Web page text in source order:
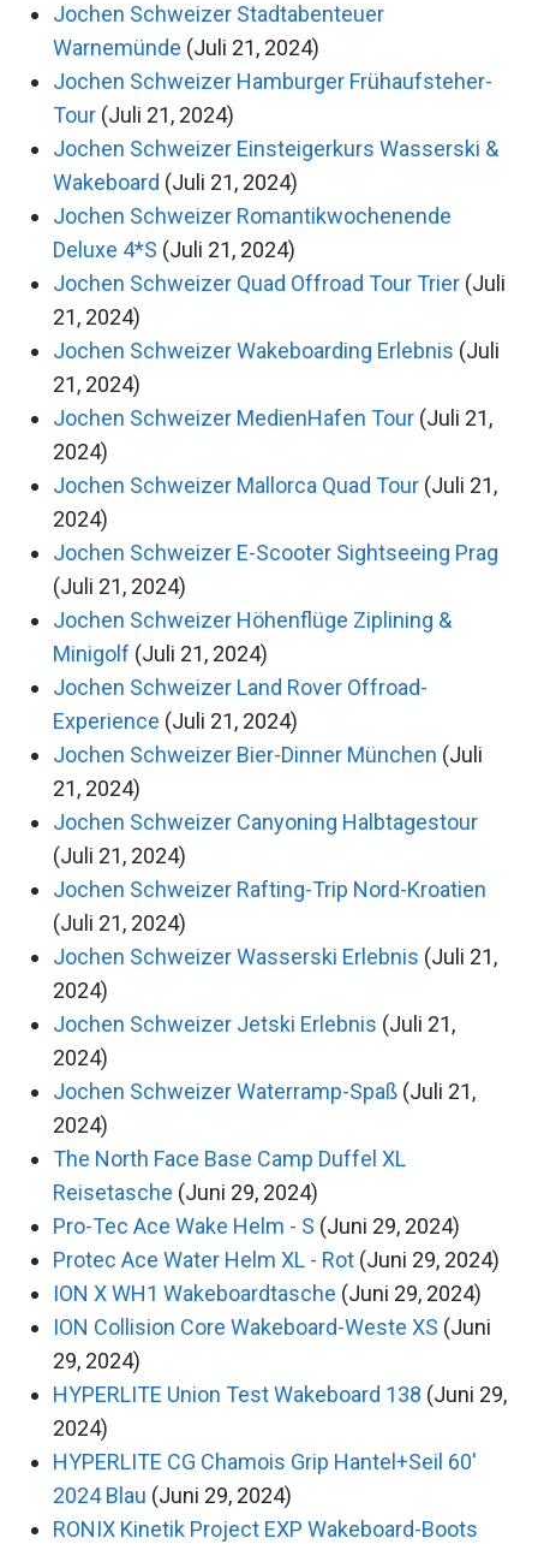
Jochen Schweizer Stadtabenteuer
Warnemünde (Juli 21, 2024)
Jochen Schweizer Hamburger Frühaufsteher-
Tour (Juli 21, 2024)
Jochen Schweizer Einsteigerkurs Wasserski &
Wakeboard (Juli 21, 2024)
Jochen Schweizer Romantikwochenende
Deluxe 4*S (Juli 21, 2024)
Jochen Schweizer Quad Offroad Tour Trier (Juli
21, 2024)
Jochen Schweizer Wakeboarding Erlebnis (Juli
21, 2024)
Jochen Schweizer MedienHafen Tour (Juli 21,
2024)
Jochen Schweizer Mallorca Quad Tour (Juli 21,
2024)
Jochen Schweizer E-Scooter Sightseeing Prag
(Juli 21, 2024)
Jochen Schweizer Höhenflüge Ziplining &
Minigolf (Juli 21, 2024)
Jochen Schweizer Land Rover Offroad-
Experience (Juli 21, 2024)
Jochen Schweizer Bier-Dinner München (Juli
21, 2024)
Jochen Schweizer Canyoning Halbtagestour
(Juli 21, 2024)
Jochen Schweizer Rafting-Trip Nord-Kroatien
(Juli 21, 2024)
Jochen Schweizer Wasserski Erlebnis (Juli 21,
2024)
Jochen Schweizer Jetski Erlebnis (Juli 21,
2024)
Jochen Schweizer Waterramp-Spaß (Juli 21,
2024)
The North Face Base Camp Duffel XL
Reisetasche (Juni 29, 2024)
Pro-Tec Ace Wake Helm - S (Juni 29, 2024)
Protec Ace Water Helm XL - Rot (Juni 29, 2024)
ION X WH1 Wakeboardtasche (Juni 29, 2024)
ION Collision Core Wakeboard-Weste XS (Juni
29, 2024)
HYPERLITE Union Test Wakeboard 138 (Juni 29,
2024)
HYPERLITE CG Chamois Grip Hantel+Seil 60'
2024 Blau (Juni 29, 2024)
RONIX Kinetik Project EXP Wakeboard-Boots